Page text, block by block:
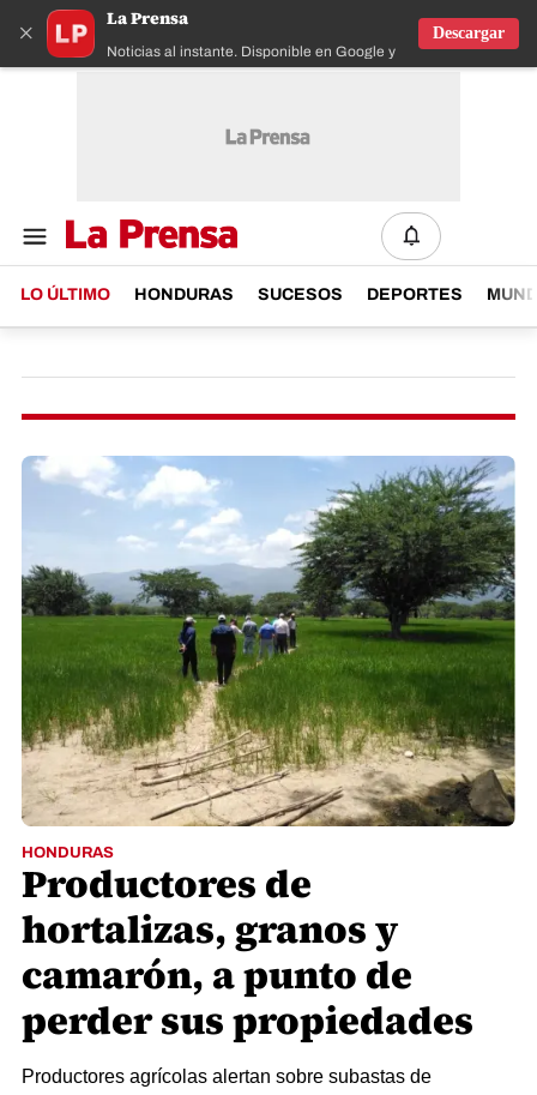
×
La Prensa
Noticias al instante. Disponible en Google y IOS
Descargar
LO ÚLTIMO HONDURAS SUCESOS DEPORTES
HONDURAS
Productores de
hortalizas, granos y
camarón, a punto de
perder sus propiedades
Productores agrícolas alertan sobre subastas de